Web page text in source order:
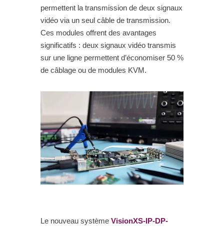
permettent la transmission de deux signaux
vidéo via un seul câble de transmission.
Ces modules offrent des avantages
significatifs : deux signaux vidéo transmis
sur une ligne permettent d’économiser 50 %
de câblage ou de modules KVM.
Le nouveau système VisionXS-IP-DP-